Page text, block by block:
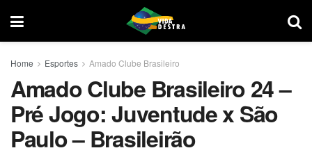
Home Esportes Amado Clube Brasileiro
Amado Clube Brasileiro 24 –
Pré Jogo: Juventude x São
Paulo – Brasileirão